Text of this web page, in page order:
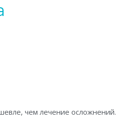
чем лечение осложнений.